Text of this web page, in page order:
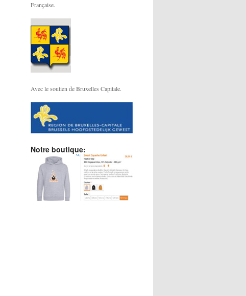
Française.
Avec le soutien de Bruxelles Capitale.
Notre boutique: